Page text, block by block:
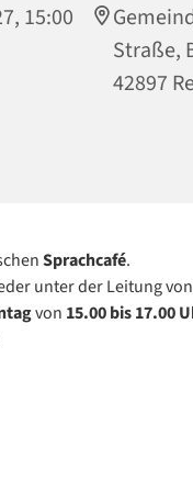
15:00
Straße,
42897
Sprachcafé.
unter der Leitung
von 15.00 bis 17.00